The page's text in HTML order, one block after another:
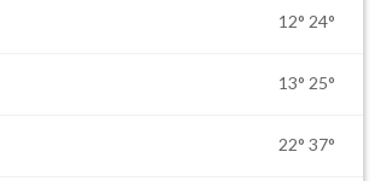
12° 24°
13° 25°
22° 37°